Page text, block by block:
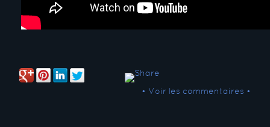
• Voir les commentaires •